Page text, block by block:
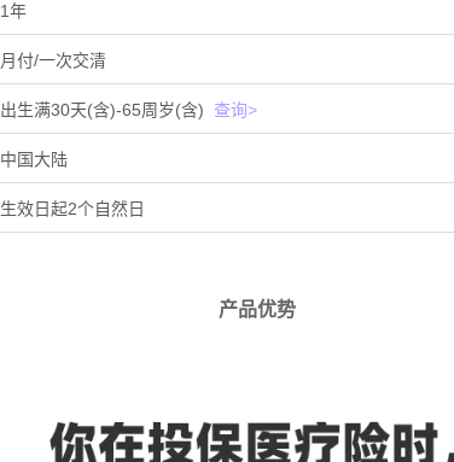
1年
月付/一次交清
出生满30天(含)-65周岁(含) 查询>
中国大陆
生效日起2个自然日
产品优势